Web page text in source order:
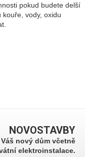
pokud budete delší
vody, oxidu
NOVOSTAVBY
nový dům včetně
elektroinstalace.